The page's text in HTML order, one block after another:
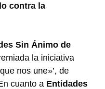
contra la
Sin Ánimo de
la iniciativa
nos une»’, de
cuanto a Entidades